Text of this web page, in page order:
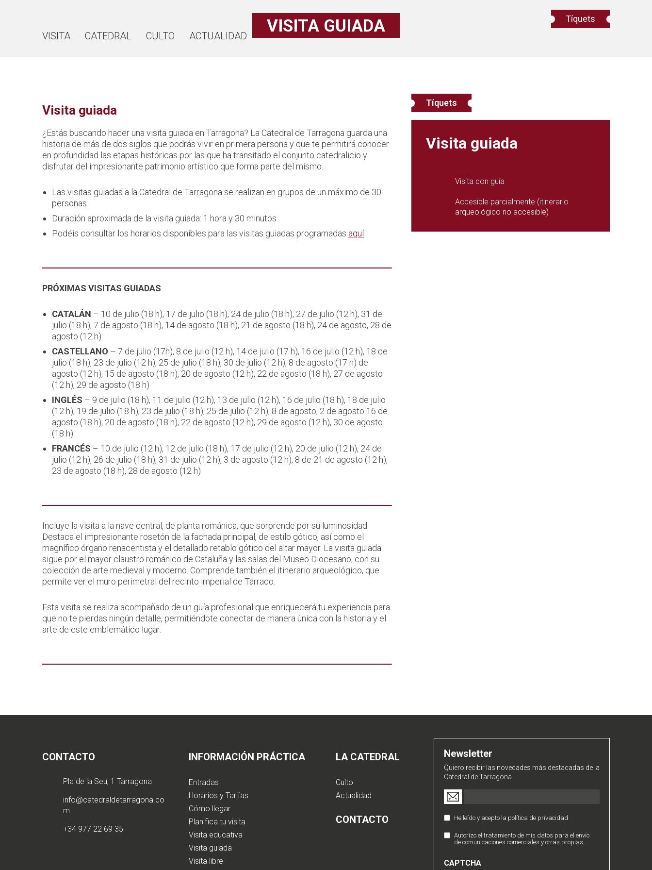
VISITA CATEDRAL CULTO ACTUALIDAD
Tíquets
VISITA GUIADA
Visita guiada
¿Estás buscando hacer una visita guiada en Tarragona? La Catedral de Tarragona guarda una
historia de más de dos siglos que podrás vivir en primera persona y que te permitirá conocer
en profundidad las etapas históricas por las que ha transitado el conjunto catedralicio y
disfrutar del impresionante patrimonio artístico que forma parte del mismo.
Las visitas guiadas a la Catedral de Tarragona se realizan en grupos de un máximo de 30
personas.
Duración aproximada de la visita guiada: 1 hora y 30 minutos
Podéis consultar los horarios disponibles para las visitas guiadas programadas aquí
PRÓXIMAS VISITAS GUIADAS
CATALÁN – 10 de julio (18 h), 17 de julio (18 h), 24 de julio (18 h), 27 de julio (12 h), 31 de
julio (18 h), 7 de agosto (18 h), 14 de agosto (18 h), 21 de agosto (18 h), 24 de agosto, 28 de
agosto (12 h)
CASTELLANO – 7 de julio (17h), 8 de julio (12 h), 14 de julio (17 h), 16 de julio (12 h), 18 de
julio (18 h), 23 de julio (12 h), 25 de julio (18 h), 30 de julio (12 h), 8 de agosto (17 h) de
agosto (12 h), 15 de agosto (18 h), 20 de agosto (12 h), 22 de agosto (18 h), 27 de agosto
(12 h), 29 de agosto (18 h)
INGLÉS – 9 de julio (18 h), 11 de julio (12 h), 13 de julio (12 h), 16 de julio (18 h), 18 de julio
(12 h), 19 de julio (18 h), 23 de julio (18 h), 25 de julio (12 h), 8 de agosto, 2 de agosto 16 de
agosto (18 h), 20 de agosto (18 h), 22 de agosto (12 h), 29 de agosto (12 h), 30 de agosto
(18 h)
FRANCÉS – 10 de julio (12 h), 12 de julio (18 h), 17 de julio (12 h), 20 de julio (12 h), 24 de
julio (12 h), 26 de julio (18 h), 31 de julio (12 h), 3 de agosto (12 h), 8 de 21 de agosto (12 h),
23 de agosto (18 h), 28 de agosto (12 h)
Incluye la visita a la nave central, de planta románica, que sorprende por su luminosidad.
Destaca el impresionante rosetón de la fachada principal, de estilo gótico, así como el
magnífico órgano renacentista y el detallado retablo gótico del altar mayor. La visita guiada
sigue por el mayor claustro románico de Cataluña y las salas del Museo Diocesano, con su
colección de arte medieval y moderno. Comprende también el itinerario arqueológico, que
permite ver el muro perimetral del recinto imperial de Tárraco.
Esta visita se realiza acompañado de un guía profesional que enriquecerá tu experiencia para
que no te pierdas ningún detalle, permitiéndote conectar de manera única con la historia y el
arte de este emblemático lugar.
Tíquets
Visita guiada
Visita con guía
Accesible parcialmente (itinerario
arqueológico no accesible)
CONTACTO
Pla de la Seu, 1 Tarragona
info@catedraldetarragona.co
m
+34 977 22 69 35
INFORMACIÓN PRÁCTICA
Entradas
Horarios y Tarifas
Cómo llegar
Planifica tu visita
Visita educativa
Visita guiada
Visita libre
LA CATEDRAL
Culto
Actualidad
CONTACTO
Newsletter
Quiero recibir las novedades más destacadas de la
Catedral de Tarragona
Email
(Obligatorio)
Política
de
Privacidad
He leído y acepto la política de privacidad
Comunicaciones
Comerciales
Autorizo el tratamiento de mis datos para el envío
de comunicaciones comerciales y otras propias.
CAPTCHA